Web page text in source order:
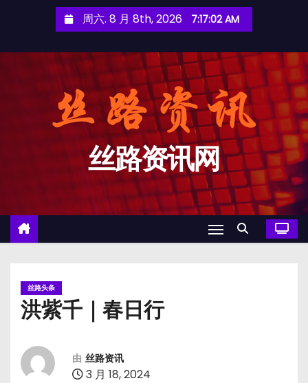
周六. 8 月 8th, 2026 7:17:03 AM
丝路资讯网
丝路头条
洪紫千｜春日行
由 丝路资讯
3 月 18, 2024